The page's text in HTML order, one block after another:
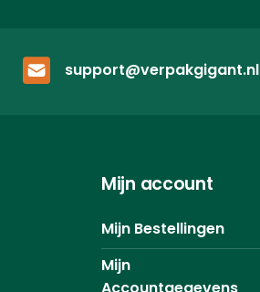
support@verpakgigant.nl
Mijn account
Mijn Bestellingen
Mijn